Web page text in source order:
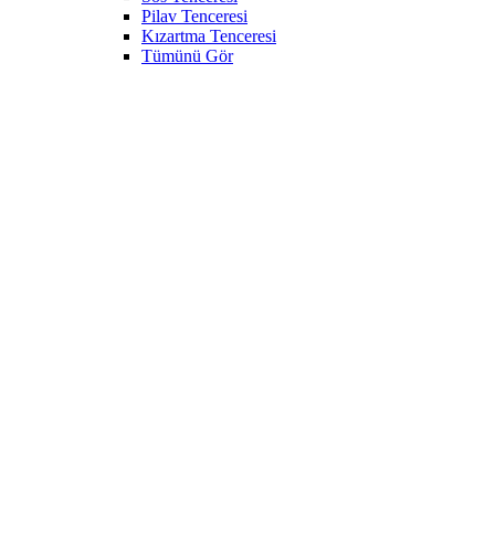
Pilav Tenceresi
Kızartma Tenceresi
Tümünü Gör